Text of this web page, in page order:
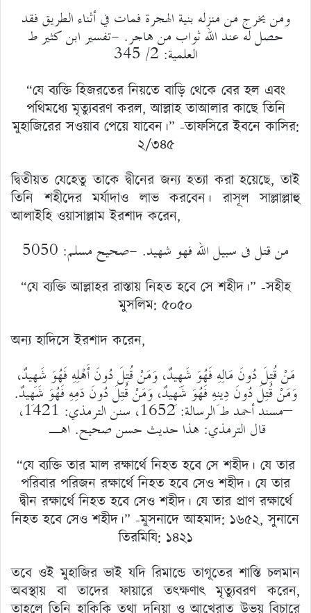
ومن يخرج من منزله بنية الهجرة فمات في أثناء الطريق فقد
حصل له عند الله ثواب من هاجر. -تفسير ابن كثير ط
العلمية: 2/ 345
“যে ব্যক্তি হিজরতের নিয়তে বাড়ি থেকে বের হল এবং
পথিমধ্যে মৃত্যুবরণ করল, আল্লাহ তাআলার কাছে তিনি
মুহাজিরের সওয়াব পেয়ে যাবেন।” -তাফসিরে ইবনে কাসির:
২/৩৪৫
দ্বিতীয়ত যেহেতু তাকে দ্বীনের জন্য হত্যা করা হয়েছে, তাই
তিনি শহীদের মর্যাদাও লাভ করবেন। রাসূল সাল্লাল্লাহু
আলাইহি ওয়াসাল্লাম ইরশাদ করেন,
من قتل فى سبيل الله فهو شهيد. -صحيح مسلم: 5050
“যে ব্যক্তি আল্লাহর রাস্তায় নিহত হবে সে শহীদ।” -সহীহ
মুসলিম: ৫০৫০
অন্য হাদিসে ইরশাদ করেন,
مَنْ قُتِلَ دُونَ مَالِهِ فَهُوَ شَهِيدٌ، وَمَنْ قُتِلَ دُونَ أَهْلِهِ فَهُوَ شَهِيدٌ،
وَمَنْ قُتِلَ دُونَ دِينِهِ فَهُوَ شَهِيدٌ، وَمَنْ قُتِلَ دُونَ دَمِهِ فَهُوَ شَهِيدٌ.
–مسند أحمد ط الرسالة: 1652، سنن الترمذي: 1421،
قال الترمذي: هذا حديث حسن صحيح. اهـ
“যে ব্যক্তি তার মাল রক্ষার্থে নিহত হবে সে শহীদ। যে তার
পরিবার পরিজন রক্ষার্থে নিহত হবে সেও শহীদ। যে তার
দ্বীন রক্ষার্থে নিহত হবে সেও শহীদ। যে তার প্রাণ রক্ষার্থে
নিহত হবে সেও শহীদ।” -মুসনাদে আহমাদ: ১৬৫২, সুনানে
তিরমিযি: ১৪২১
তবে ওই মুহাজির ভাই যদি রিমান্ডে তাগূতের শাস্তি চলমান
অবস্থায় বা তাদের ফায়ারে তৎক্ষণাৎ মৃত্যুবরণ করেন,